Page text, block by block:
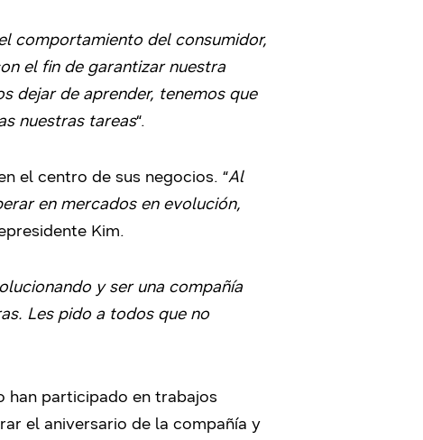
comportamiento del consumidor,
el fin de garantizar nuestra
dejar de aprender, tenemos que
nuestras tareas“.
el centro de sus negocios. “Al
en mercados en evolución,
Kim.
y ser una compañía
Les pido a todos que no
han participado en trabajos
el aniversario de la compañía y